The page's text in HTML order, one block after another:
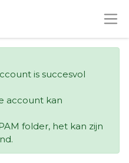
is succesvol
account kan
folder, het kan zijn